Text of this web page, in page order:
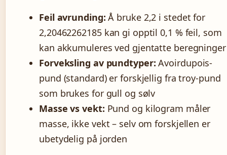
Feil avrunding: Å bruke 2,2 i stedet for
2,20462262185 kan gi opptil 0,1 % feil, som
kan akkumuleres ved gjentatte beregninger
Forveksling av pundtyper: Avoirdupois-
pund (standard) er forskjellig fra troy-pund
som brukes for gull og sølv
Masse vs vekt: Pund og kilogram måler
masse, ikke vekt – selv om forskjellen er
ubetydelig på jorden